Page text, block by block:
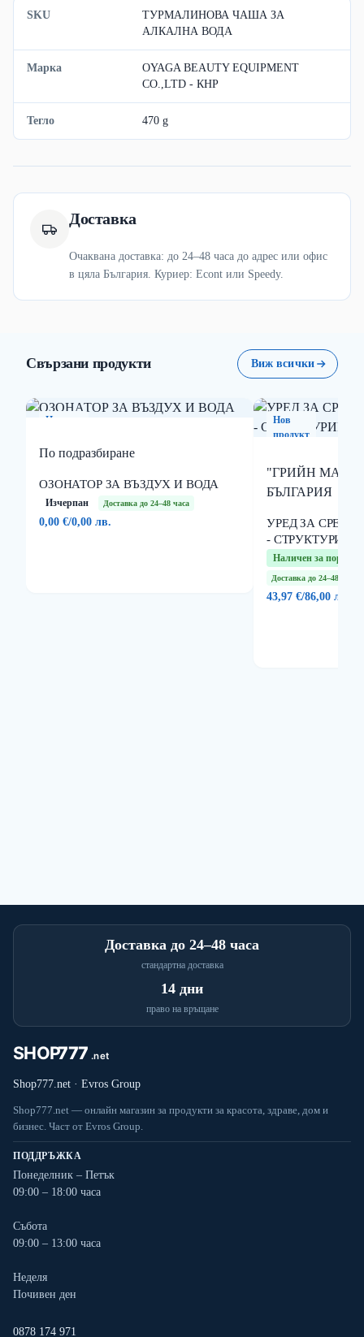
SKU
ТУРМАЛИНОВА ЧАША ЗА
АЛКАЛНА ВОДА
Марка
OYAGA BEAUTY EQUIPMENT
CO.,LTD - КНР
Тегло 470 g
Доставка
Очаквана доставка: до 24–48 часа до адрес или офис
в цяла България. Куриер: Econt или Speedy.
Свързани продукти Виж всички
Нов
По подразбиране
ОЗОНАТОР ЗА ВЪЗДУХ И ВОДА
Изчерпан Доставка до 24–48 часа
0,00 €/0,00 лв.
Нов
продукт
"ГРИЙН
БЪЛГАРИЯ
УРЕД ЗА
-
Наличен за поръчка
Доставка до 24–48 часа
43,97 €/86,00 лв.
Доставка до 24–48 часа
стандартна доставка
14 дни
право на връщане
Shop777.net · Evros Group
Shop777.net — онлайн магазин за продукти за красота, здраве, дом и
бизнес. Част от Evros Group.
ПОДДРЪЖКА
Понеделник – Петък
09:00 – 18:00 часа
Събота
09:00 – 13:00 часа
Неделя
Почивен ден
0878 174 971